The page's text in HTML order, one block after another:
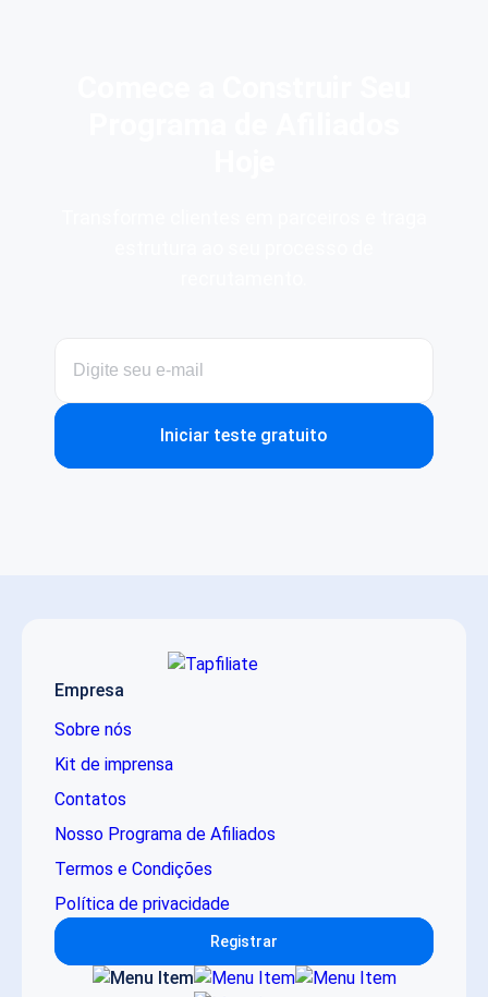
Iniciar teste gratuito
Empresa
Sobre nós
Kit de imprensa
Contatos
Nosso Programa de Afiliados
Termos e Condições
Política de privacidade
Registrar